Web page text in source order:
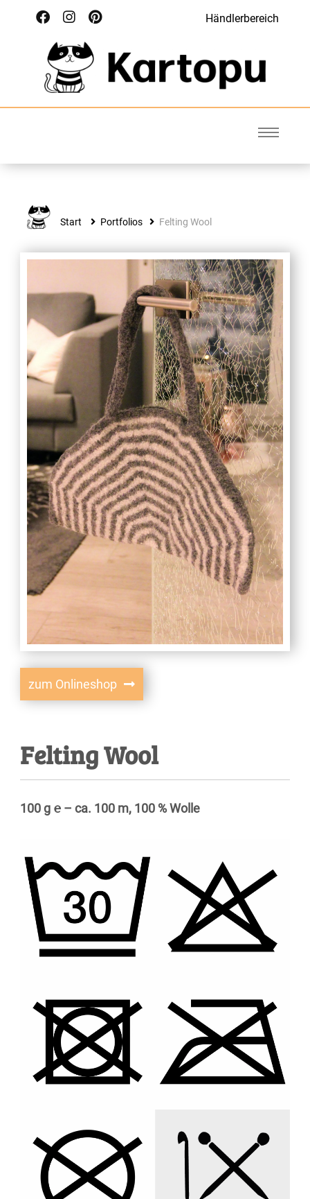
Händlerbereich
Kartopu
Start Portfolios Felting Wool
zum Onlineshop
Felting Wool
100 g ℮ – ca. 100 m, 100 % Wolle